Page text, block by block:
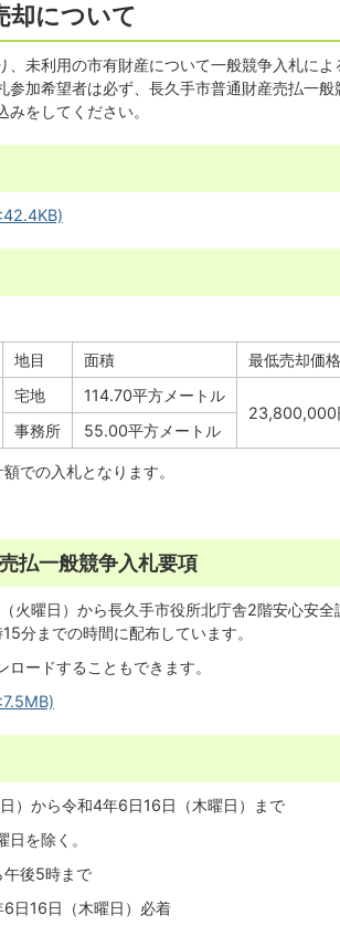
却について
、未利用の市有財産について一般競争入札に
参加希望者は必ず、長久手市普通財産売払一
をしてください。
地目 面積 最低売却価格
宅地
114.70平方メートル
23,800,000
事務所
55.00平方メートル
での入札となります。
払一般競争入札要項
火曜日）から長久手市役所北庁舎2階安心安
分までの時間に配布しています。
ードすることもできます。
）から令和4年6日16日（木曜日）まで
を除く。
午後5時まで
日16日（木曜日）必着